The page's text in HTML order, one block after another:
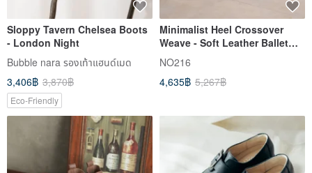
Sloppy Tavern Chelsea Boots
- London Night
Bubble nara รองเท้าแฮนด์เมด
3,406฿ 3,870฿
Eco-Friendly
Minimalist Heel Crossover
Weave - Soft Leather Ballet
Flats - Tin Silver
NO216
4,635฿ 5,267฿